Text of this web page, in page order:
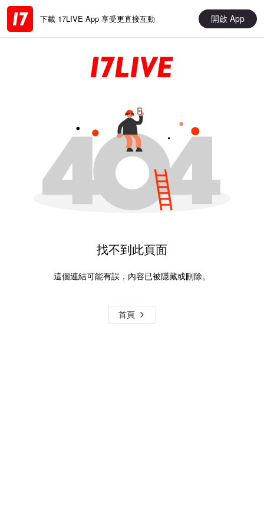
下載 17LIVE App 享受更直接互動 開啟 App
找不到此頁面
這個連結可能有誤，內容已被隱藏或刪除。
首頁